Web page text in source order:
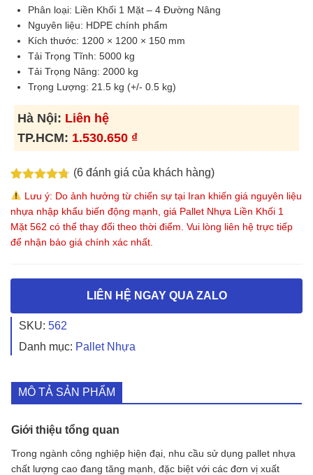
Phân loại: Liền Khối 1 Mặt – 4 Đường Nâng
Nguyên liệu: HDPE chính phẩm
Kích thước: 1200 × 1200 × 150 mm
Tải Trọng Tĩnh: 5000 kg
Tải Trọng Nâng: 2000 kg
Trọng Lượng: 21.5 kg (+/- 0.5 kg)
Hà Nội: Liên hệ
TP.HCM: 1.530.650 ₫
4.67
dựa trên
6
đánh giá
(6 đánh giá của khách hàng)
Lưu ý: Do ảnh hưởng từ chiến sự tại Iran khiến giá nguyên liệu
nhựa nhập khẩu biến động mạnh, giá Pallet Nhựa Liền Khối 1
Mặt 562 có thể thay đổi theo thời điểm. Vui lòng liên hệ trực tiếp
để nhận báo giá chính xác nhất.
LIÊN HỆ NGAY QUA ZALO
SKU: 562
Danh mục: Pallet Nhựa
MÔ TẢ SẢN PHẨM
Giới thiệu tổng quan
Trong ngành công nghiệp hiện đại, nhu cầu sử dụng pallet nhựa
chất lượng cao đang tăng mạnh, đặc biệt với các đơn vị xuất